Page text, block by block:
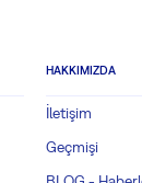
HAKKIMIZDA
İletişim
Geçmişi